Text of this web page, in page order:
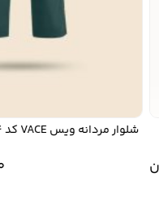
شلوار مردانه ویس VACE کد VA-30013004